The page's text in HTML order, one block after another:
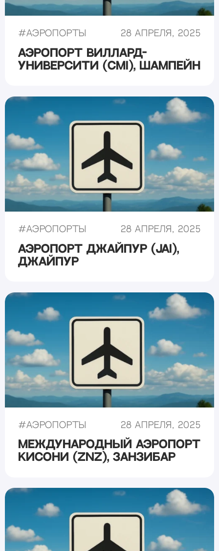
#Аэропорты 28 апреля, 2025
Аэропорт Виллард-
Университи (CMI), Шампейн
#Аэропорты 28 апреля, 2025
Аэропорт Джайпур (JAI),
Джайпур
#Аэропорты 28 апреля, 2025
Международный аэропорт
Кисони (ZNZ), Занзибар